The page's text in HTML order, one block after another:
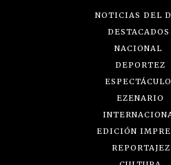
NOTICIAS DEL
DESTACADOS
NACIONAL
DEPORTEZ
EZENARIO
EDICIÓN
REPORTAJEZ